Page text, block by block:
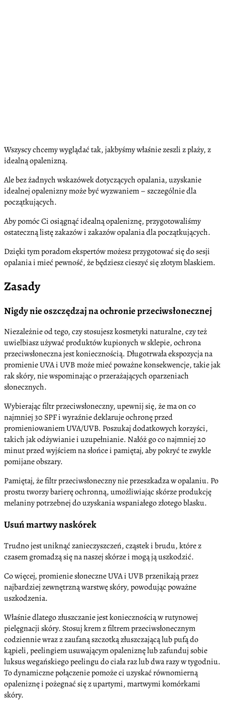
Wszyscy chcemy wyglądać tak, jakbyśmy właśnie zeszli z plaży, z
idealną opalenizną.
Ale bez żadnych wskazówek dotyczących opalania, uzyskanie
idealnej opalenizny może być wyzwaniem – szczególnie dla
początkujących.
Aby pomóc Ci osiągnąć idealną opaleniznę, przygotowaliśmy
ostateczną listę zakazów i zakazów opalania dla początkujących.
Dzięki tym poradom ekspertów możesz przygotować się do sesji
opalania i mieć pewność, że będziesz cieszyć się złotym blaskiem.
Zasady
Nigdy nie oszczędzaj na ochronie przeciwsłonecznej
Niezależnie od tego, czy stosujesz kosmetyki naturalne, czy też
uwielbiasz używać produktów kupionych w sklepie, ochrona
przeciwsłoneczna jest koniecznością. Długotrwała ekspozycja na
promienie UVA i UVB może mieć poważne konsekwencje, takie jak
rak skóry, nie wspominając o przerażających oparzeniach
słonecznych.
Wybierając filtr przeciwsłoneczny, upewnij się, że ma on co
najmniej 30 SPF i wyraźnie deklaruje ochronę przed
promieniowaniem UVA/UVB. Poszukaj dodatkowych korzyści,
takich jak odżywianie i uzupełnianie. Nałóż go co najmniej 20
minut przed wyjściem na słońce i pamiętaj, aby pokryć te zwykle
pomijane obszary.
Pamiętaj, że filtr przeciwsłoneczny nie przeszkadza w opalaniu. Po
prostu tworzy barierę ochronną, umożliwiając skórze produkcję
melaniny potrzebnej do uzyskania wspaniałego złotego blasku.
Usuń martwy naskórek
Trudno jest uniknąć zanieczyszczeń, cząstek i brudu, które z
czasem gromadzą się na naszej skórze i mogą ją uszkodzić.
Co więcej, promienie słoneczne UVA i UVB przenikają przez
najbardziej zewnętrzną warstwę skóry, powodując poważne
uszkodzenia.
Właśnie dlatego złuszczanie jest koniecznością w rutynowej
pielęgnacji skóry. Stosuj krem z filtrem przeciwsłonecznym
codziennie wraz z zaufaną szczotką złuszczającą lub pufą do
kąpieli, peelingiem usuwającym opaleniznę lub zafunduj sobie
luksus wegańskiego peelingu do ciała raz lub dwa razy w tygodniu.
To dynamiczne połączenie pomoże ci uzyskać równomierną
opaleniznę i pożegnać się z upartymi, martwymi komórkami
skóry.